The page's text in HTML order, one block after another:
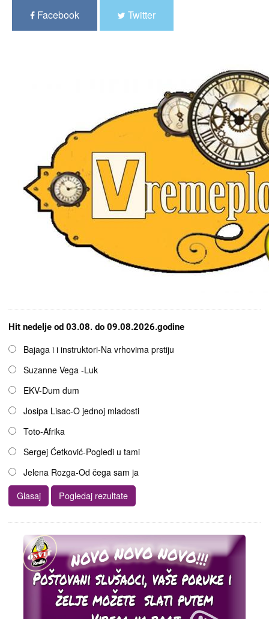
Facebook Twitter
Hit nedelje od 03.08. do 09.08.2026.godine
OpcijeBajaga i i instruktori-Na vrhovima prstiju
Suzanne Vega -Luk
EKV-Dum dum
Josipa Lisac-O jednoj mladosti
Toto-Afrika
Sergej Ćetković-Pogledi u tami
Jelena Rozga-Od čega sam ja